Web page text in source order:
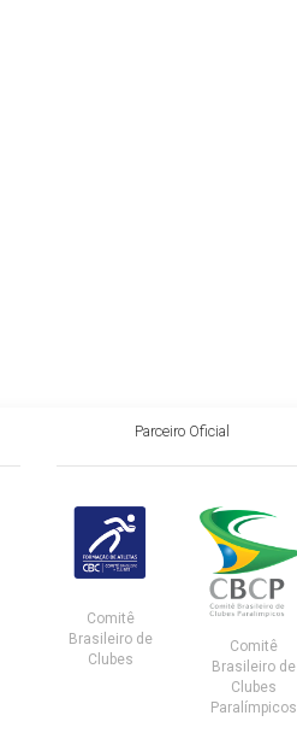
Parceiro Oficial
Comitê
Brasileiro de
Clubes
Comitê
Brasileiro de
Clubes
Paralímpicos